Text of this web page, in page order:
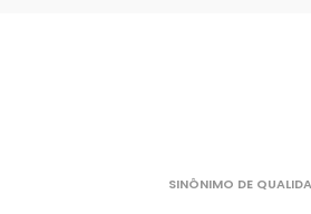
SINÔNIMO DE